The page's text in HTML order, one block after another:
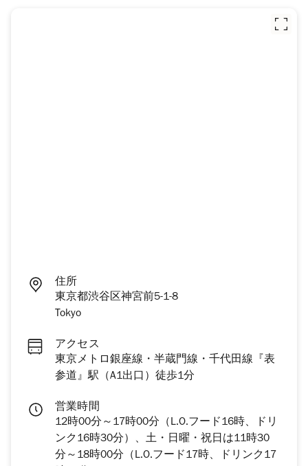
住所
東京都渋谷区神宮前5-1-8
Tokyo
アクセス
東京メトロ銀座線・半蔵門線・千代田線『表
参道』駅（A1出口）徒歩1分
営業時間
12時00分～17時00分（L.O.フード16時、ドリ
ンク16時30分）、土・日曜・祝日は11時30
分～18時00分（L.O.フード17時、ドリンク17